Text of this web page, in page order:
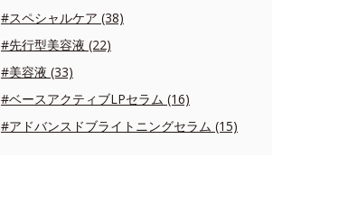
#スペシャルケア (38)
#先行型美容液 (22)
#美容液 (33)
#ベースアクティブLPセラム (16)
#アドバンスドブライトニングセラム (15)